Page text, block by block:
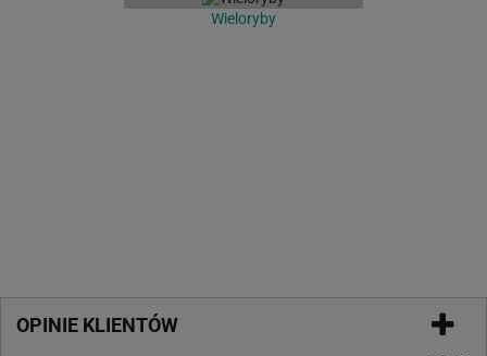
Wieloryby
OPINIE KLIENTÓW